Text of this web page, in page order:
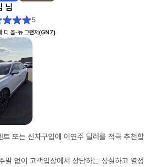
님
5
디 올-뉴 그랜저(GN7)
트 또는 신차구입에 이연주 딜러를 적극 추천합
말 없이 고객입장에서 상담하는 성실하고 열정